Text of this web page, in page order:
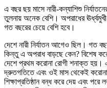
এ বছর ছয় মাসে নারী-কন্যাশিশু
তুলনায় অনেক বেশি। অপরাধের
গত বছরের চেয়ে বেশি হবে।
দেশে নারী নির্যাতন আগেও ছিল। গত
কিন্তু এ অপরাধ বাড়ছে কেন? বিশেষ
দেশে প্রথম করোনা রোগী শনাক্ত হয়।
দ্রুতগতিতে এবং ওই মাস থেকেই
শিক্ষাপ্রতিষ্ঠান বন্ধ করে দেয় এবং